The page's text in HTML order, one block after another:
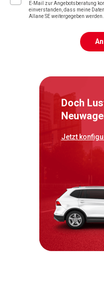
E-Mail zur Angebotsberatung
einverstanden, dass meine
Allane SE weitergegeben werden.
Doch
Jetzt